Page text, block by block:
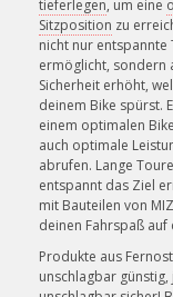
tieferlegen, um eine
Sitzposition zu
nicht nur entspannte
ermöglicht, sondern
Sicherheit erhöht,
deinem Bike spürst.
einem optimalen
auch optimale
abrufen. Lange
entspannt das Ziel
mit Bauteilen von
deinen Fahrspaß auf
Produkte aus
unschlagbar